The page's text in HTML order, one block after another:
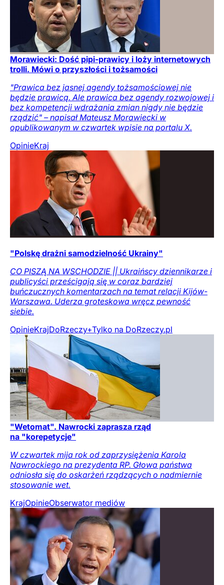
Morawiecki: Dość pipi-prawicy i loży internetowych
trolli. Mówi o przyszłości i tożsamości
"Prawica bez jasnej agendy tożsamościowej nie
będzie prawicą. Ale prawica bez agendy rozwojowej i
bez kompetencji wdrażania zmian nigdy nie będzie
rządzić" – napisał Mateusz Morawiecki w
opublikowanym w czwartek wpisie na portalu X.
OpinieKraj
"Polskę drażni samodzielność Ukrainy"
CO PISZĄ NA WSCHODZIE || Ukraińscy dziennikarze i
publicyści prześcigają się w coraz bardziej
buńczucznych komentarzach na temat relacji Kijów-
Warszawa. Uderza groteskowa wręcz pewność
siebie.
OpinieKrajDoRzeczy+Tylko na DoRzeczy.pl
"Wetomat". Nawrocki zaprasza rząd
na "korepetycje"
W czwartek mija rok od zaprzysiężenia Karola
Nawrockiego na prezydenta RP. Głowa państwa
odniosła się do oskarżeń rządzących o nadmiernie
stosowanie wet.
KrajOpinieObserwator mediów